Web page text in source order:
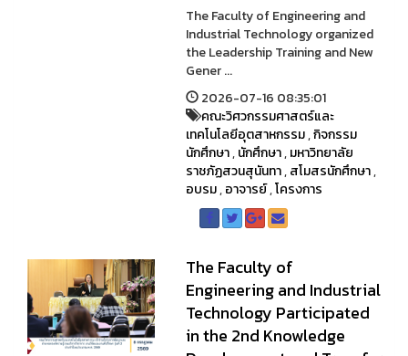
The Faculty of Engineering and
Industrial Technology organized
the Leadership Training and New
Gener ...
2026-07-16 08:35:01
คณะวิศวกรรมศาสตร์และ
เทคโนโลยีอุตสาหกรรม,กิจกรรม
นักศึกษา,นักศึกษา,มหาวิทยาลัย
ราชภัฏสวนสุนันทา,สโมสรนักศึกษา,
อบรม,อาจารย์,โครงการ
The Faculty of
Engineering and Industrial
Technology Participated
in the 2nd Knowledge